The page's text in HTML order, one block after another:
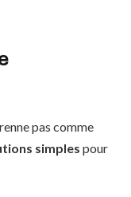
pas comme
simples pour